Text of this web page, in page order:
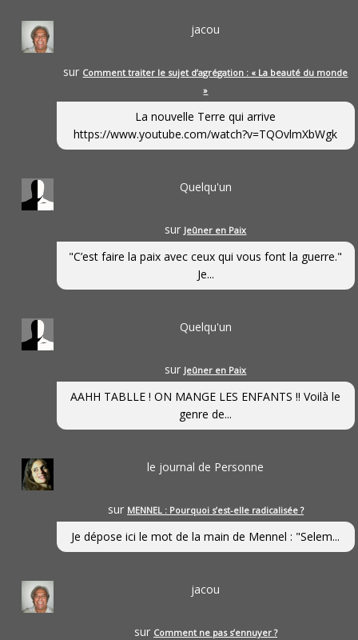
jacou
sur Comment traiter le sujet d’agrégation : « La beauté du monde
»
La nouvelle Terre qui arrive
https://www.youtube.com/watch?v=TQOvlmXbWgk
Quelqu'un
sur Jeûner en Paix
"C’est faire la paix avec ceux qui vous font la guerre."
Je...
Quelqu'un
sur Jeûner en Paix
AAHH TABLLE ! ON MANGE LES ENFANTS !! Voilà le
genre de...
le journal de Personne
sur MENNEL : Pourquoi s’est-elle radicalisée ?
Je dépose ici le mot de la main de Mennel : "Selem...
jacou
sur Comment ne pas s’ennuyer ?